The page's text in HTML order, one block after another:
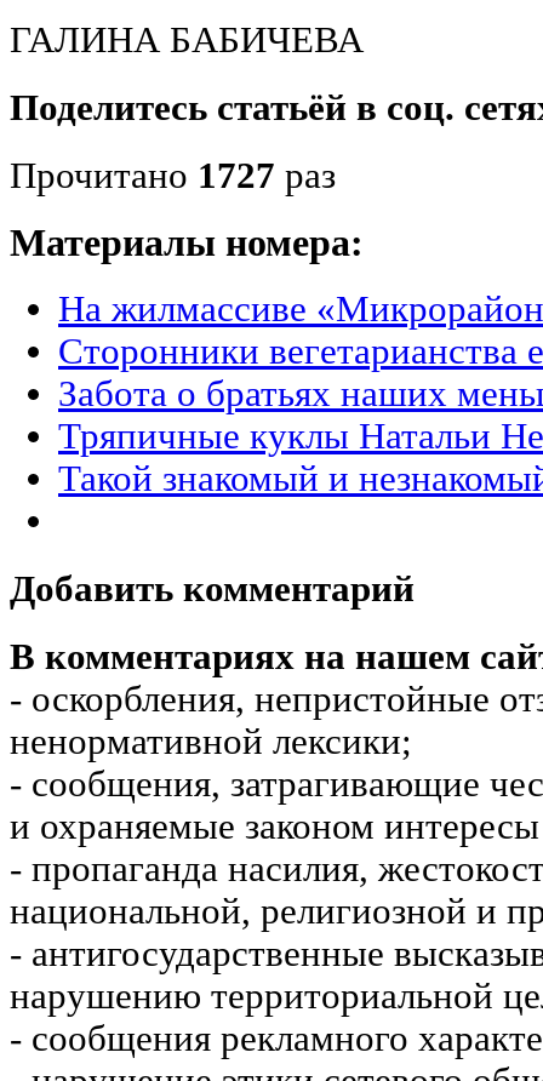
ГАЛИНА БАБИЧЕВА
Поделитесь статьёй в соц.
Прочитано 1727 раз
Материалы номера:
На жилмассиве
Сторонники вегетарианства
Забота о братьях наших
Тряпичные куклы Натальи
Такой знакомый и
Добавить комментарий
В комментариях на нашем
- оскорбления, непристойные
ненормативной лексики;
- сообщения, затрагивающие
и охраняемые законом
- пропаганда насилия,
национальной, религиозной и
- антигосударственные
нарушению территориальной
- сообщения рекламного